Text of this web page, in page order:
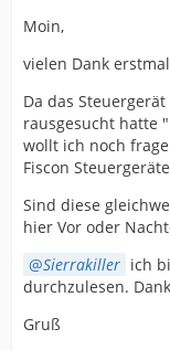
Moin,
vielen Dank
Da das
rausgesucht hatte
wollt ich noch
Fiscon
Sind diese
hier Vor oder
Sierrakiller ich
durchzulesen.
Gruß